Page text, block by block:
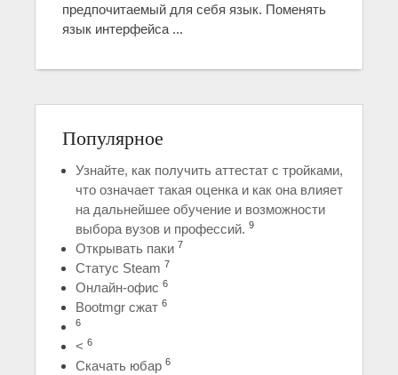
предпочитаемый для себя язык. Поменять
язык интерфейса ...
Популярное
Узнайте, как получить аттестат с тройками,
что означает такая оценка и как она влияет
на дальнейшее обучение и возможности
выбора вузов и профессий. 9
Открывать паки 7
Статус Steam 7
Онлайн-офис 6
Bootmgr сжат 6
6
< 6
Скачать юбар 6